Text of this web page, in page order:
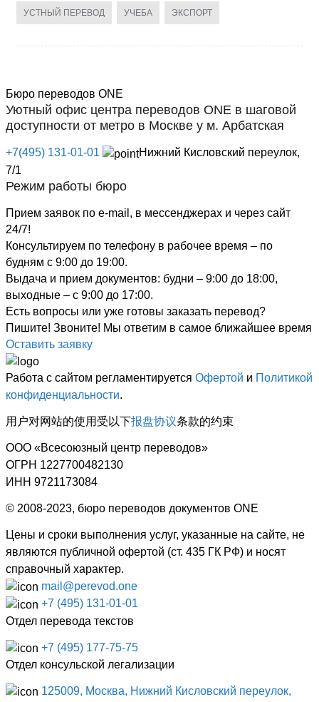
УСТНЫЙ ПЕРЕВОД УЧЕБА ЭКСПОРТ
Бюро переводов ONE
Уютный офис центра переводов ONE в шаговой
доступности от метро в Москве у м. Арбатская
+7(495) 131-01-01
Нижний Кисловский переулок,
7/1
Режим работы бюро
Прием заявок по e-mail, в мессенджерах и через сайт
24/7!
Консультируем по телефону в рабочее время – по
будням с 9:00 до 19:00.
Выдача и прием документов: будни – 9:00 до 18:00,
выходные – с 9:00 до 17:00.
Есть вопросы или уже готовы заказать перевод?
Пишите! Звоните! Мы ответим в самое ближайшее время
Оставить заявку
Работа с сайтом регламентируется Офертой и Политикой
конфиденциальности.
用户对网站的使用受以下报盘协议条款的约束
ООО «Всесоюзный центр переводов»
ОГРН 1227700482130
ИНН 9721173084
© 2008-2023, бюро переводов документов ONE
Цены и сроки выполнения услуг, указанные на сайте, не
являются публичной офертой (ст. 435 ГК РФ) и носят
справочный характер.
mail@perevod.one
+7 (495) 131-01-01
Отдел перевода текстов
+7 (495) 177-75-75
Отдел консульской легализации
125009, Москва, Нижний Кисловский переулок,